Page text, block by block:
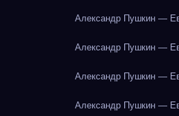
Александр Пушкин —
Александр Пушкин —
Александр Пушкин —
Александр Пушкин —